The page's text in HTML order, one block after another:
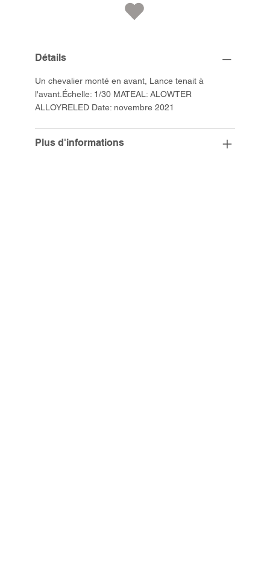
Détails
Un chevalier monté en avant, Lance tenait à
l'avant.Échelle: 1/30 MATEAL: ALOWTER
ALLOYRELED Date: novembre 2021
Plus d'informations